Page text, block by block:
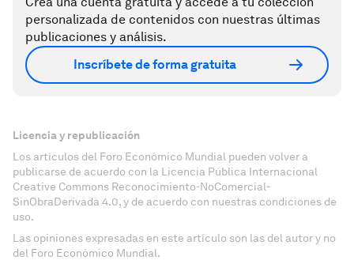
personalizada de contenidos con nuestras últimas
publicaciones y análisis.
Inscríbete de forma gratuita
Licencia y republicación
Los artículos del Foro Económico Mundial pueden volver a
publicarse de acuerdo con la Licencia Pública Internacional
Creative Commons Reconocimiento-NoComercial-
SinObraDerivada 4.0, y de acuerdo con nuestras condiciones de
uso.
Las opiniones expresadas en este artículo son las del autor y no
del Foro Económico Mundial.